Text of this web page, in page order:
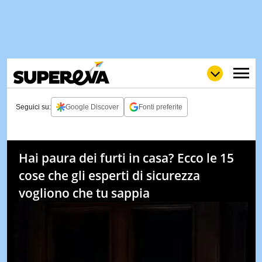
NEWS
STORIE
Seguici su: Google Discover Fonti preferite
Hai paura dei furti in casa? Ecco le 15
cose che gli esperti di sicurezza
vogliono che tu sappia